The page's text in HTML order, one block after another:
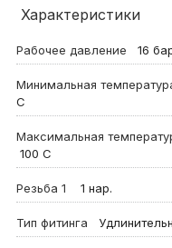
Характеристики
Рабочее давление 16
Минимальная
С
Максимальная
100 С
Резьба 1 1 нар.
Тип фитинга